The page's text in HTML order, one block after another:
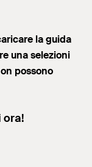
la guida
una selezioni
possono
ora!